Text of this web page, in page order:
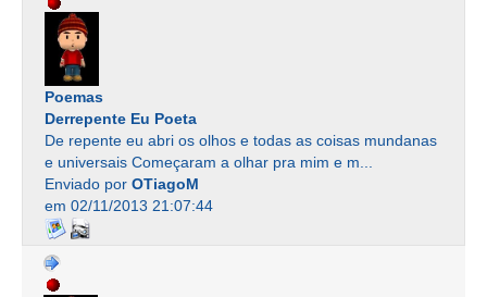
Poemas
Derrepente Eu Poeta
De repente eu abri os olhos e todas as coisas mundanas
e universais Começaram a olhar pra mim e m...
Enviado por OTiagoM
em 02/11/2013 21:07:44